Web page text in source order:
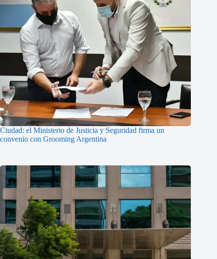
Ciudad: el Ministerio de Justicia y Seguridad firma un
convenio con Grooming Argentina